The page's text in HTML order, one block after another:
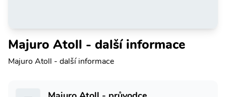
Majuro Atoll - další informace
Majuro Atoll - další informace